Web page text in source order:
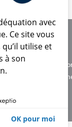
Charte
Données
avec
Ce site vous
utilise et
à son
OK pour moi